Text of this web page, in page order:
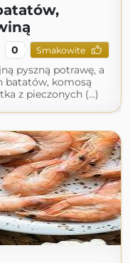
0 Smakowite
pyszną potrawę, a
batatów, komosą
z pieczonych (...)